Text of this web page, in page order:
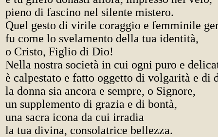
pieno di fascino nel silente mistero.
Quel gesto di virile coraggio e femminile
fu come lo svelamento della tua identità,
o Cristo, Figlio di Dio!
Nella nostra società in cui ogni puro e
è calpestato e fatto oggetto di volgarità e di
la donna sia ancora e sempre, o Signore,
un supplemento di grazia e di bontà,
una sacra icona da cui irradia
la tua divina, consolatrice bellezza.